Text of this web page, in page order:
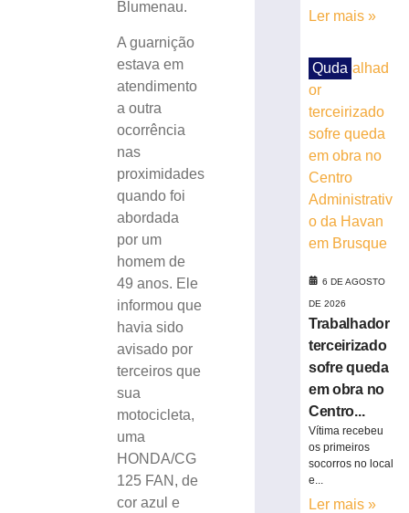
Blumenau.
A guarnição
estava em
atendimento
a outra
ocorrência
nas
proximidades
quando foi
abordada
por um
homem de
49 anos. Ele
informou que
havia sido
avisado por
terceiros que
sua
motocicleta,
uma
HONDA/CG
125 FAN, de
cor azul e
Trabalhador
sofre
queda
obra
Centro
Administrativo
Havan
Brusque
Funcionária
morre
após
ônibus
Ler mais »
Quda
6 DE AGOSTO
DE 2026
Trabalhador
terceirizado
sofre queda
em obra no
Centro...
Vítima recebeu
os primeiros
socorros no local
e...
Ler mais »